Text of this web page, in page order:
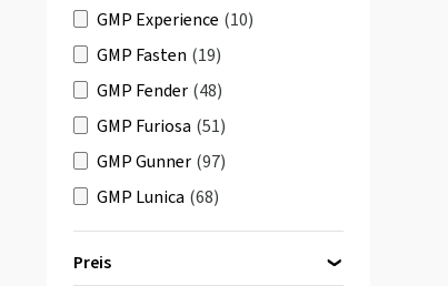
GMP Experience (10)
GMP Fasten (19)
GMP Fender (48)
GMP Furiosa (51)
GMP Gunner (97)
GMP Lunica (68)
GMP Materia(25)
GMP Matisse
Preis